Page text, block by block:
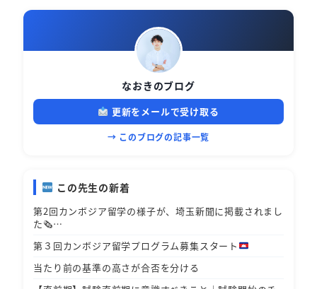
なおきのブログ
更新をメールで受け取る
→ このブログの記事一覧
この先生の新着
第2回カンボジア留学の様子が、埼玉新聞に掲載されまし
た🗞…
第３回カンボジア留学プログラム募集スタート
当たり前の基準の高さが合否を分ける